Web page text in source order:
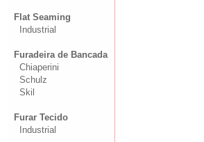
Flat Seaming
Industrial
Furadeira de Bancada
Chiaperini
Schulz
Skil
Furar Tecido
Industrial